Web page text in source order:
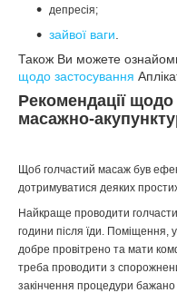
депресія;
зайвої ваги
Також Ви можете
щодо застосування
Рекомендації
масажно-
Щоб голчастий масаж був
дотримуватися деяких
Найкраще проводити
години після їди. Поміщення,
добре провітрено та мати
треба проводити з
закінчення процедури